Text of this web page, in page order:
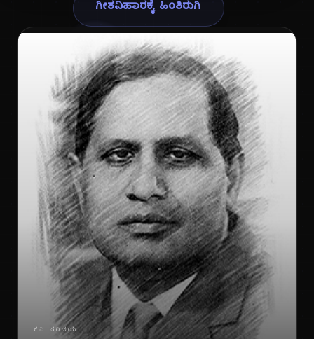
ಗೀ
ಗೀತವಿಹಾರಕ್ಕೆ ಹಿಂತಿರುಗಿ
ಕವಿ ಪರಿಚಯ